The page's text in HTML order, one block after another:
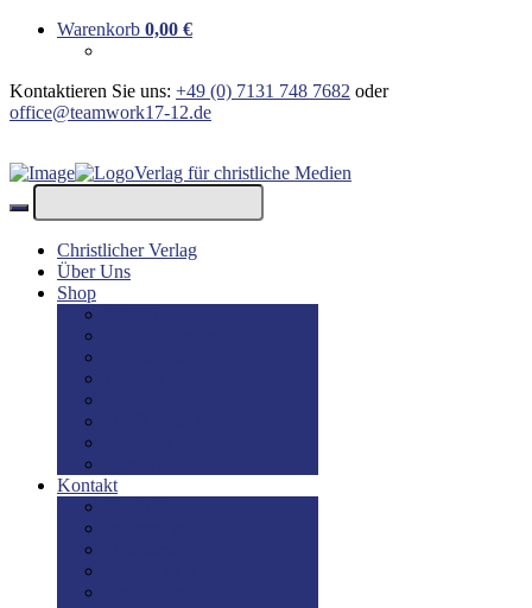
Warenkorb 0,00 €
Kontaktieren Sie uns: +49 (0) 7131 748 7682 oder
office@teamwork17-12.de
Verlag für christliche Medien
Christlicher Verlag
Über Uns
Shop
Kontakt